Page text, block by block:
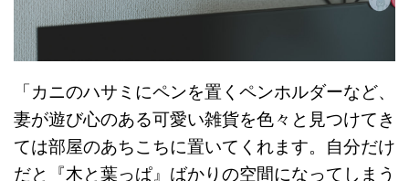
「カニのハサミにペンを置くペンホルダーなど、
妻が遊び心のある可愛い雑貨を色々と見つけてき
ては部屋のあちこちに置いてくれます。自分だけ
だと『木と葉っぱ』ばかりの空間になってしまう